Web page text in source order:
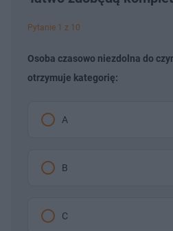
Pytanie 1 z 10
Osoba czasowo niezdolna do
otrzymuje kategorię:
A
B
C